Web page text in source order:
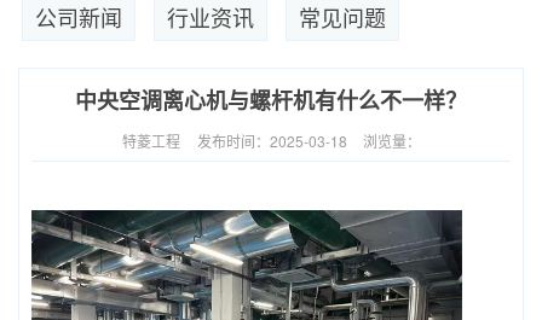
公司新闻 行业资讯 常见问题
中央空调离心机与螺杆机有什么不一样？
特菱工程 发布时间：2025-03-18 浏览量：